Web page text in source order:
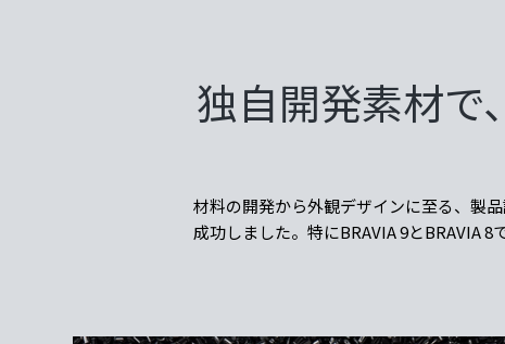
独自開発素材で
材料の開発から外観デザインに至る、製
成功しました。特にBRAVIA 9とBRAVIA